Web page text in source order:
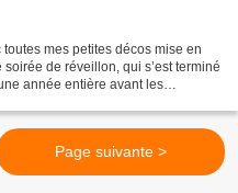
mes petites décos mise en
de réveillon, qui s’est terminé
année entière avant les
Page suivante >